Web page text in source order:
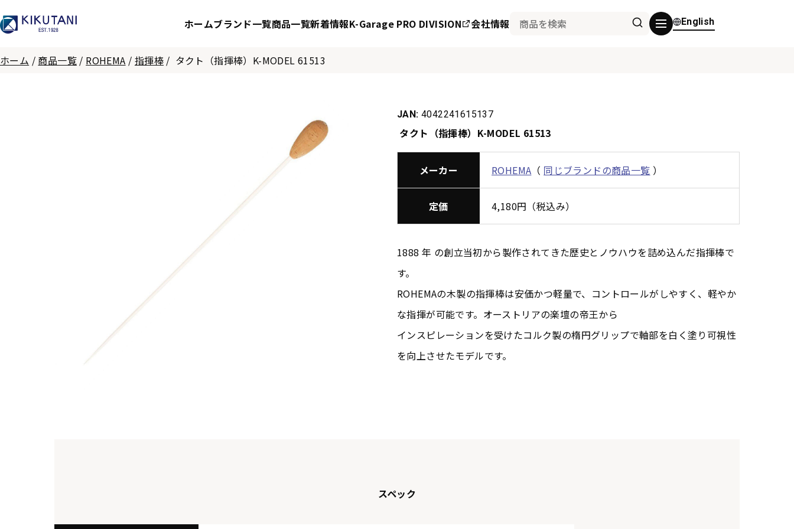
ホームブランド一覧商品一覧新着情報K-Garage PRO DIVISION 会社情報 English
ホーム / 商品一覧 / ROHEMA / 指揮棒 / タクト（指揮棒）K-MODEL 61513
JAN: 4042241615137
タクト（指揮棒）K-MODEL 61513
メーカー ROHEMA （ 同じブランドの商品一覧 ）
定価 4,180円（税込み）
1888 年 の創立当初から製作されてきた歴史とノウハウを詰め込んだ指揮棒で
す。
ROHEMAの木製の指揮棒は安価かつ軽量で、コントロールがしやすく、軽やか
な指揮が可能です。オーストリアの楽壇の帝王から
インスピレーションを受けたコルク製の楕円グリップで軸部を白く塗り可視性
を向上させたモデルです。
スペック